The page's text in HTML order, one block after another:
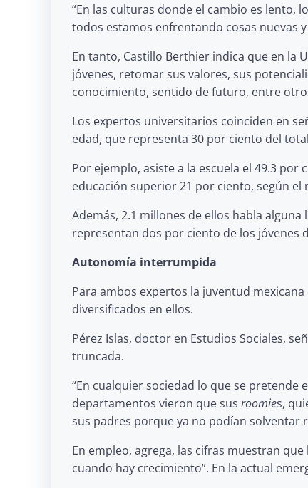
“En las culturas donde el cambio es lento,
todos estamos enfrentando cosas nuevas
En tanto, Castillo Berthier indica que en la
jóvenes, retomar sus valores, sus
conocimiento, sentido de futuro, entre
Los expertos universitarios coinciden en
edad, que representa 30 por ciento del
Por ejemplo, asiste a la escuela el 49.3
educación superior 21 por ciento, según el
Además, 2.1 millones de ellos habla
representan dos por ciento de los jóvenes
Autonomía interrumpida
Para ambos expertos la juventud
diversificados en ellos.
Pérez Islas, doctor en Estudios Sociales,
truncada.
“En cualquier sociedad lo que se
departamentos vieron que sus roomies,
sus padres porque ya no podían solventar
En empleo, agrega, las cifras muestran
cuando hay crecimiento”. En la actual